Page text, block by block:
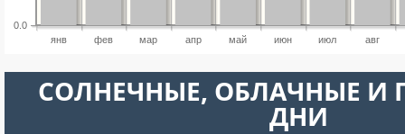
янв фев мар апр май июн июл авг
0.0
CОЛНЕЧНЫЕ, ОБЛАЧНЫЕ И
ДНИ